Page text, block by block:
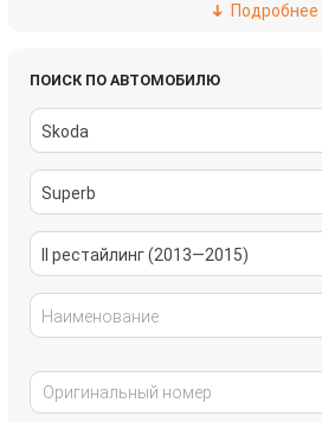
Подробнее
ПОИСК ПО АВТОМОБИЛЮ
Skoda
Superb
II рестайлинг (2013—2015)
Наименование